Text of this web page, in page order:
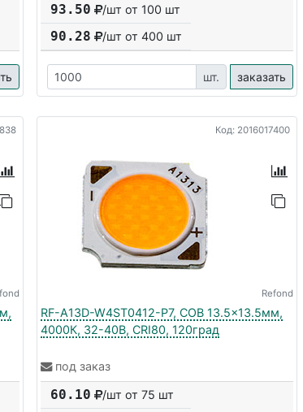
93.50 /шт от 100 шт
90.28 /шт от400 шт
шт. заказать
Код: 2016017400
Refond
RF-A13D-W4ST0412-P7, COB 13.5x13.5мм,
4000К, 32-40В, CRI80, 120град
под заказ
60.10 /шт от 75 шт